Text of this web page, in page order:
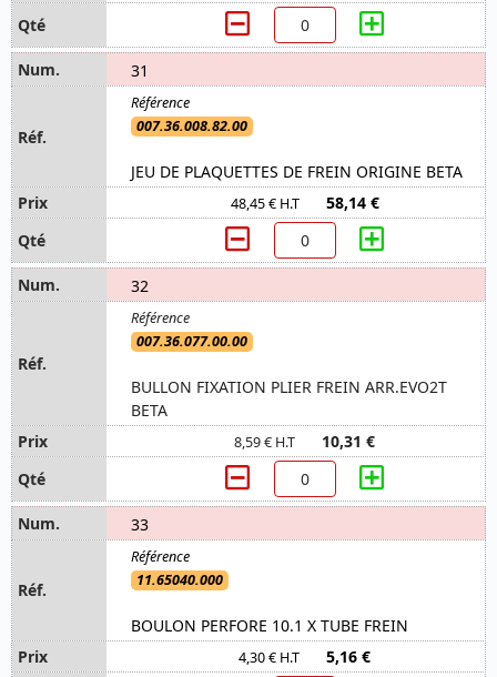
31
007.36.008.82.00
JEU DE PLAQUETTES DE FREIN ORIGINE BETA
48,45 € H.T 58,14 €
32
007.36.077.00.00
BULLON FIXATION PLIER FREIN ARR.EVO2T
BETA
8,59 € H.T 10,31 €
33
11.65040.000
BOULON PERFORE 10.1 X TUBE FREIN
4,30 € H.T 5,16 €